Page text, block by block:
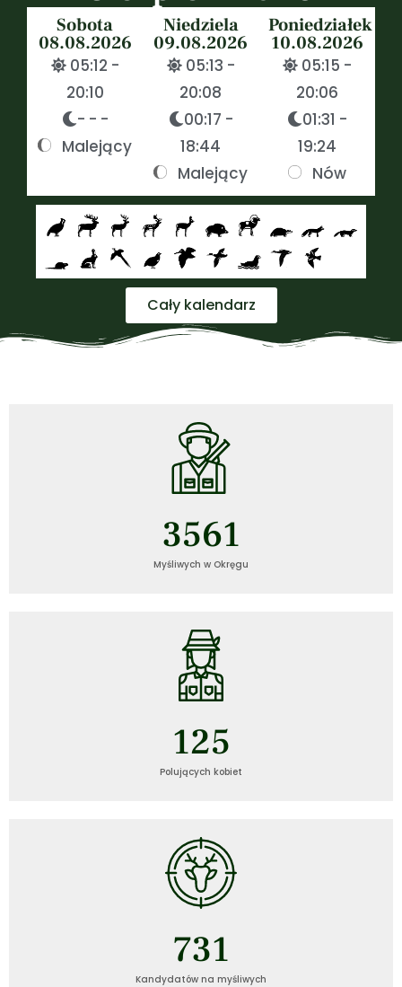
Sobota
08.08.2026
05:12 -
20:10
- - -
Malejący
Niedziela
09.08.2026
05:13 -
20:08
00:17 -
18:44
Malejący
Poniedziałek
10.08.2026
05:15 -
20:06
01:31 -
19:24
Nów
Cały kalendarz
Myśliwych w Okręgu
3561
Polujących kobiet
125
Kandydatów na myśliwych
731